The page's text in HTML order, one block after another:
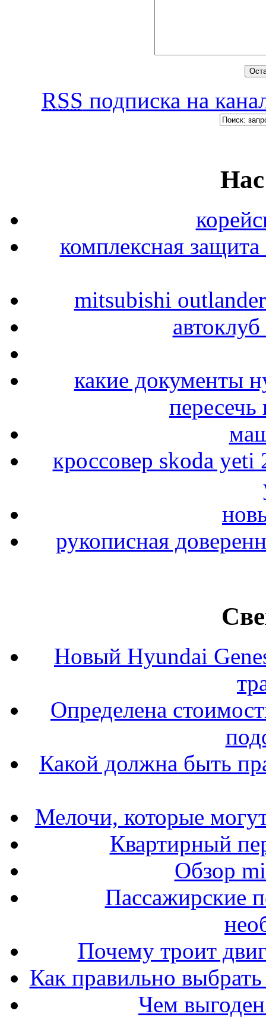
RSS подписка на
комплексная
mitsubishi
какие документы
кроссовер skoda
рукописная
Новый Hyundai
Определена
Какой должна быть
Мелочи, которые
Квартирный
Обзор
Пассажирские
Почему троит
Как правильно выбрать
Чем